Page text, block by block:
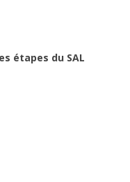
étapes du SAL